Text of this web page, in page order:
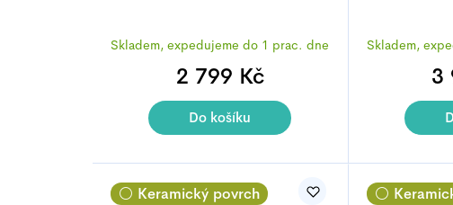
hodnocení
produktu
4,9
z
5
hvězdiček.
Skladem, expedujeme do 1 prac. dne
2 799 Kč
Do košíku
Skladem,
3
⚪ Keramický povrch ⚪